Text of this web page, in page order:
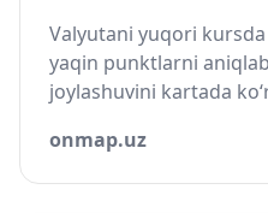
Valyutani yuqori
yaqin punktlarni
joylashuvini kartada
onmap.uz